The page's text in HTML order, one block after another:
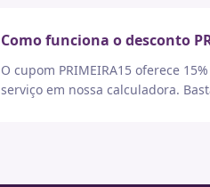
Como funciona o desconto
O cupom PRIMEIRA15 oferece
serviço em nossa calculadora.